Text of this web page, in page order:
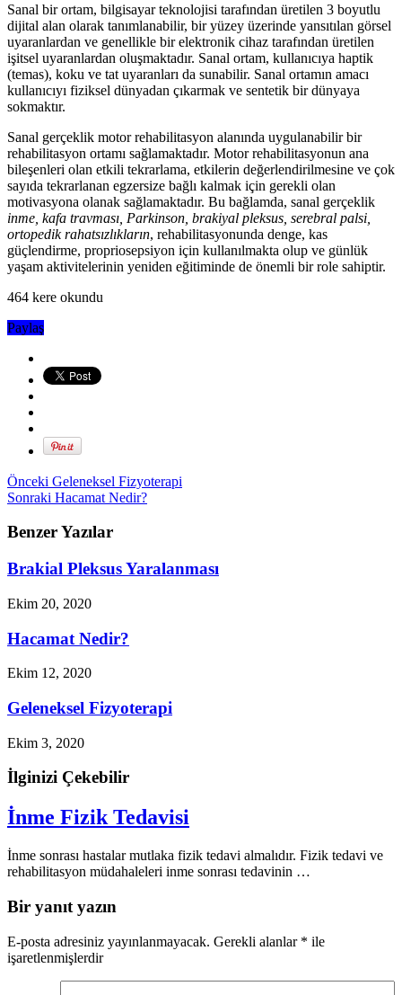
Sanal bir ortam, bilgisayar teknolojisi tarafından üretilen 3 boyutlu
dijital alan olarak tanımlanabilir, bir yüzey üzerinde yansıtılan görsel
uyaranlardan ve genellikle bir elektronik cihaz tarafından üretilen
işitsel uyaranlardan oluşmaktadır. Sanal ortam, kullanıcıya haptik
(temas), koku ve tat uyaranları da sunabilir. Sanal ortamın amacı
kullanıcıyı fiziksel dünyadan çıkarmak ve sentetik bir dünyaya
sokmaktır.
Sanal gerçeklik motor rehabilitasyon alanında uygulanabilir bir
rehabilitasyon ortamı sağlamaktadır. Motor rehabilitasyonun ana
bileşenleri olan etkili tekrarlama, etkilerin değerlendirilmesine ve çok
sayıda tekrarlanan egzersize bağlı kalmak için gerekli olan
motivasyona olanak sağlamaktadır. Bu bağlamda, sanal gerçeklik
inme, kafa travması, Parkinson, brakiyal pleksus, serebral palsi,
ortopedik rahatsızlıkların, rehabilitasyonunda denge, kas
güçlendirme, propriosepsiyon için kullanılmakta olup ve günlük
yaşam aktivitelerinin yeniden eğitiminde de önemli bir role sahiptir.
464 kere okundu
Paylaş
Önceki Geleneksel Fizyoterapi
Sonraki Hacamat Nedir?
Benzer Yazılar
Brakial Pleksus Yaralanması
Ekim 20, 2020
Hacamat Nedir?
Ekim 12, 2020
Geleneksel Fizyoterapi
Ekim 3, 2020
İlginizi Çekebilir
İnme Fizik Tedavisi
İnme sonrası hastalar mutlaka fizik tedavi almalıdır. Fizik tedavi ve
rehabilitasyon müdahaleleri inme sonrası tedavinin …
Bir yanıt yazın
E-posta adresiniz yayınlanmayacak. Gerekli alanlar * ile
işaretlenmişlerdir